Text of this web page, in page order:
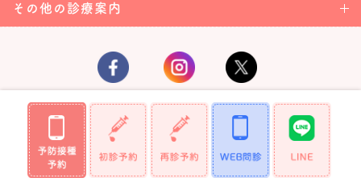
その他の診療案内
Copyright (C)2019 TsudaChildren'sClinic,All Rights Reserved